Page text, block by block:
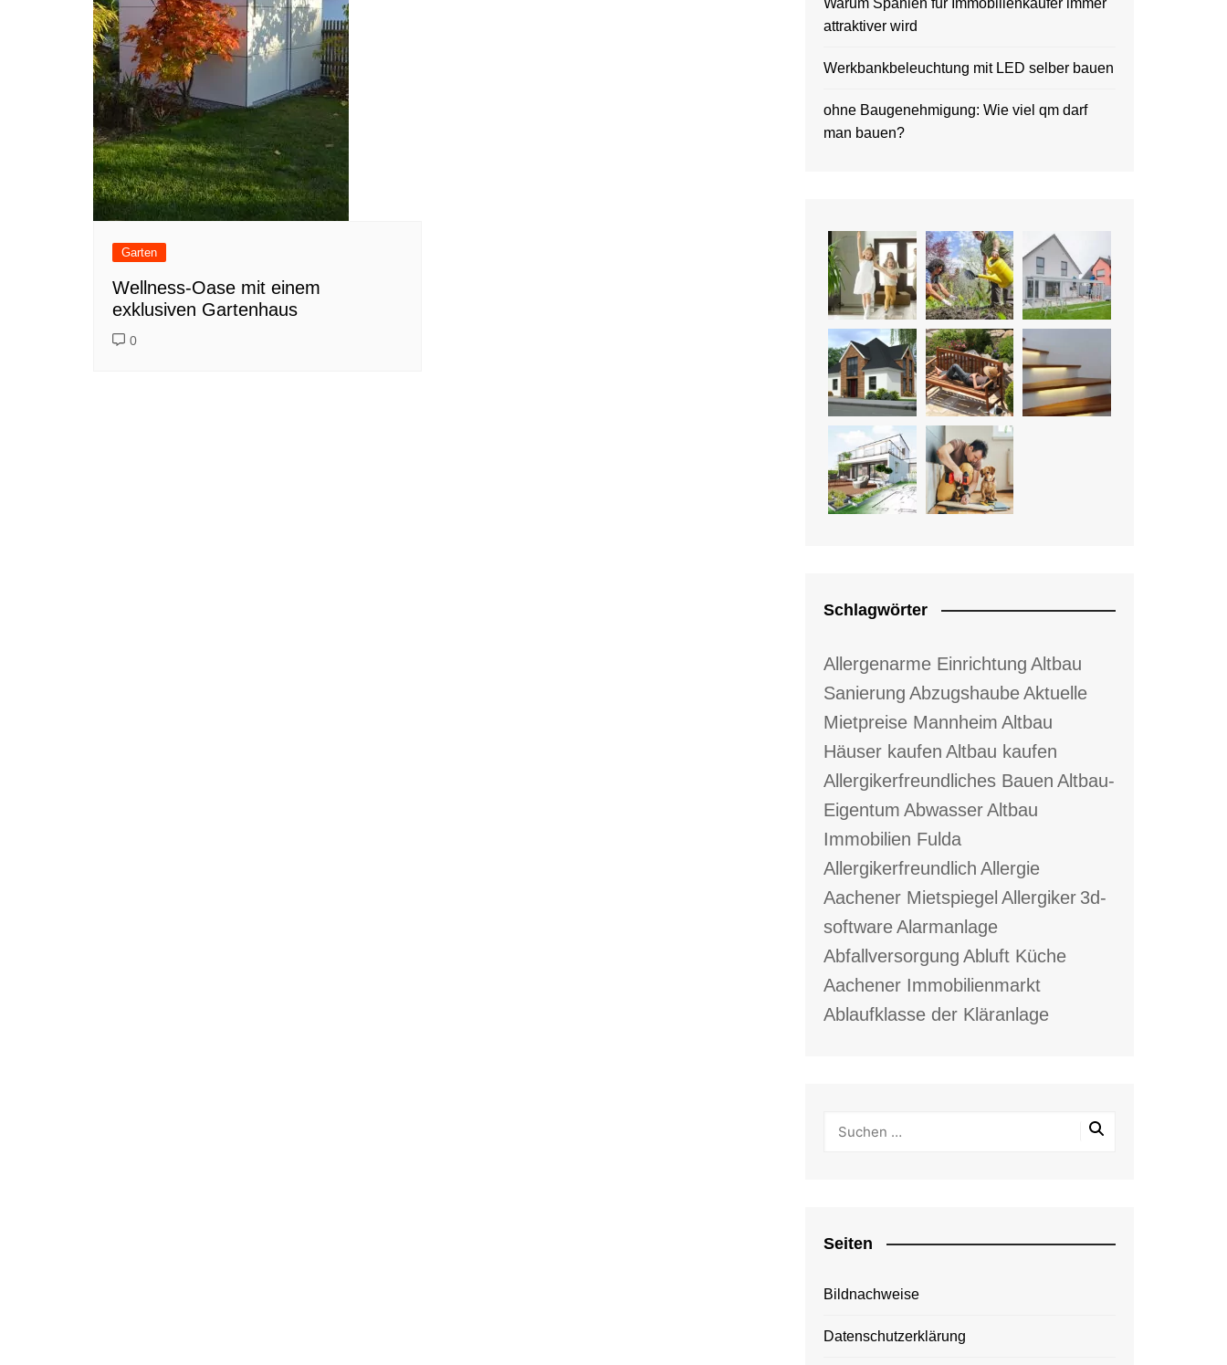
Garten
Wellness-Oase mit einem
exklusiven Gartenhaus
0
Warum Spanien für Immobilienkäufer immer
attraktiver wird
Werkbankbeleuchtung mit LED selber bauen
ohne Baugenehmigung: Wie viel qm darf
man bauen?
Schlagwörter
Allergenarme Einrichtung Altbau
Sanierung AbzugshaubeAktuelle
Mietpreise Mannheim Altbau
Häuser kaufen Altbau kaufen
Allergikerfreundliches Bauen Altbau-
Eigentum AbwasserAltbau
Immobilien Fulda
Allergikerfreundlich Allergie
Aachener Mietspiegel Allergiker 3d-
softwareAlarmanlage
Abfallversorgung Abluft Küche
Aachener Immobilienmarkt
Ablaufklasse der Kläranlage
Seiten
Bildnachweise
Datenschutzerklärung